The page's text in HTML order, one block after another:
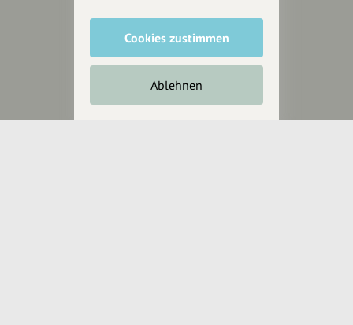
hey.bayern ist ein Projekt von
uns für unsere Region und
für alle, die uns besuchen
Cookies zustimmen
Ablehnen